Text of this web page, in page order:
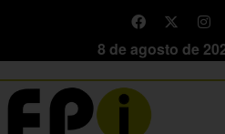
8 de agosto de